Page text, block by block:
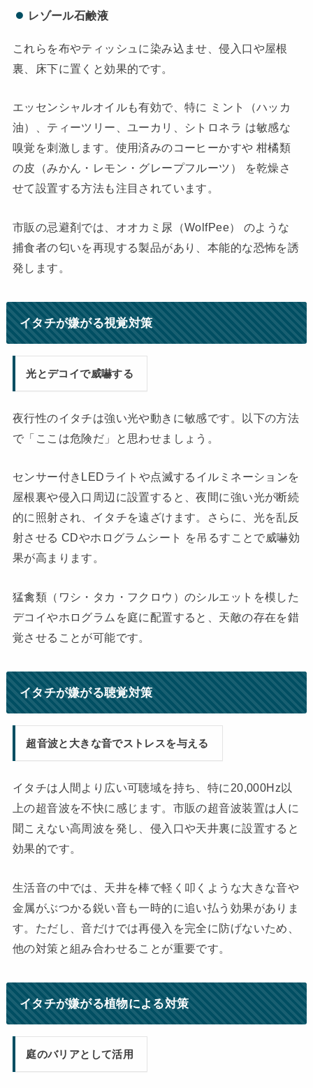
レゾール石鹸液
これらを布やティッシュに染み込ませ、侵入口や屋根
裏、床下に置くと効果的です。
エッセンシャルオイルも有効で、特に ミント（ハッカ
油）、ティーツリー、ユーカリ、シトロネラ は敏感な
嗅覚を刺激します。使用済みのコーヒーかすや 柑橘類
の皮（みかん・レモン・グレープフルーツ） を乾燥さ
せて設置する方法も注目されています。
市販の忌避剤では、オオカミ尿（WolfPee） のような
捕食者の匂いを再現する製品があり、本能的な恐怖を誘
発します。
イタチが嫌がる視覚対策
光とデコイで威嚇する
夜行性のイタチは強い光や動きに敏感です。以下の方法
で「ここは危険だ」と思わせましょう。
センサー付きLEDライトや点滅するイルミネーションを
屋根裏や侵入口周辺に設置すると、夜間に強い光が断続
的に照射され、イタチを遠ざけます。さらに、光を乱反
射させる CDやホログラムシート を吊るすことで威嚇効
果が高まります。
猛禽類（ワシ・タカ・フクロウ）のシルエットを模した
デコイやホログラムを庭に配置すると、天敵の存在を錯
覚させることが可能です。
イタチが嫌がる聴覚対策
超音波と大きな音でストレスを与える
イタチは人間より広い可聴域を持ち、特に20,000Hz以
上の超音波を不快に感じます。市販の超音波装置は人に
聞こえない高周波を発し、侵入口や天井裏に設置すると
効果的です。
生活音の中では、天井を棒で軽く叩くような大きな音や
金属がぶつかる鋭い音も一時的に追い払う効果がありま
す。ただし、音だけでは再侵入を完全に防げないため、
他の対策と組み合わせることが重要です。
イタチが嫌がる植物による対策
庭のバリアとして活用